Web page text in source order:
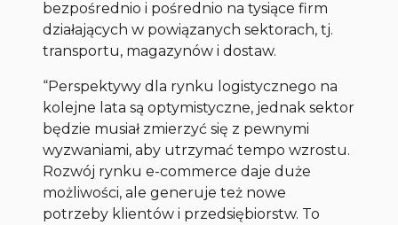
bezpośrednio i pośrednio na tysiące firm
działających w powiązanych sektorach, tj.
transportu, magazynów i dostaw.
“Perspektywy dla rynku logistycznego na
kolejne lata są optymistyczne, jednak sektor
będzie musiał zmierzyć się z pewnymi
wyzwaniami, aby utrzymać tempo wzrostu.
Rozwój rynku e-commerce daje duże
możliwości, ale generuje też nowe
potrzeby klientów i przedsiębiorstw. To